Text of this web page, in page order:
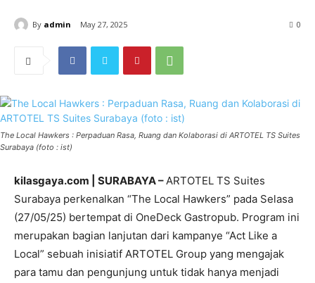
By admin May 27, 2025 0
The Local Hawkers : Perpaduan Rasa, Ruang dan Kolaborasi di ARTOTEL TS Suites
Surabaya (foto : ist)
kilasgaya.com | SURABAYA –ARTOTEL TS Suites
Surabaya perkenalkan “The Local Hawkers” pada Selasa
(27/05/25) bertempat di OneDeck Gastropub. Program ini
merupakan bagian lanjutan dari kampanye “Act Like a
Local” sebuah inisiatif ARTOTEL Group yang mengajak
para tamu dan pengunjung untuk tidak hanya menjadi